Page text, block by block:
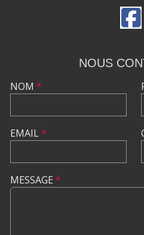
NOUS
NOM *
EMAIL*
MESSAGE *